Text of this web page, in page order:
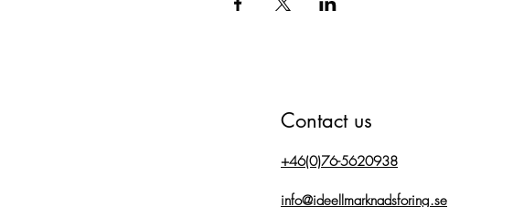
Contact us
+46(0)76-5620938
info@ideellmarknadsforing.se